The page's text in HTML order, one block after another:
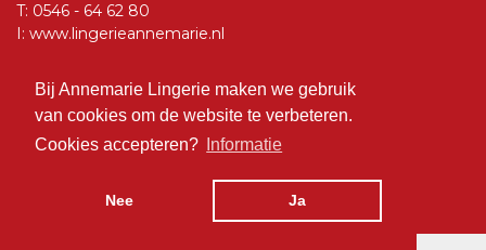
Bij Annemarie Lingerie maken we gebruik
van cookies om de website te verbeteren.
Cookies accepteren?
Informatie
Nee Ja
T: 0546 - 64 62 80
I: www.lingerieannemarie.nl
Social Media
Volg ons op Facebook